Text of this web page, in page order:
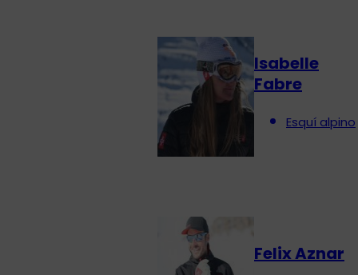
Isabelle
Fabre
Esquí alpino
Felix Aznar